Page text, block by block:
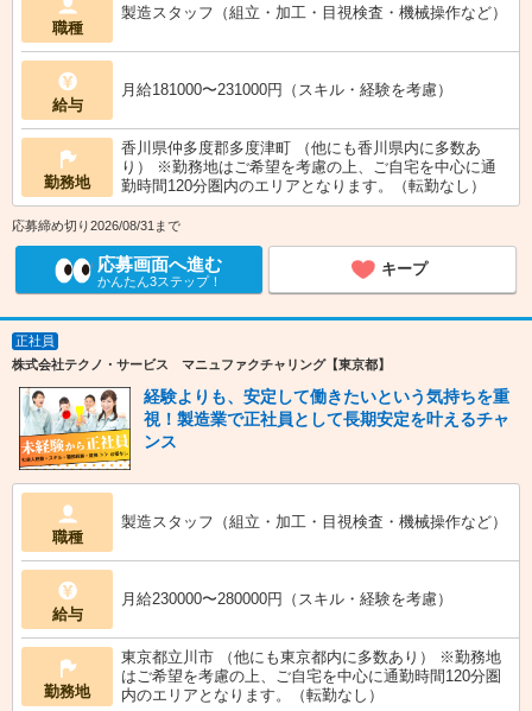
職種
製造スタッフ（組立・加工・目視検査・機械操作など）
給与
月給181000〜231000円（スキル・経験を考慮）
勤務地
香川県仲多度郡多度津町 （他にも香川県内に多数あ
り） ※勤務地はご希望を考慮の上、ご自宅を中心に通
勤時間120分圏内のエリアとなります。（転勤なし）
応募締め切り2026/08/31まで
応募画面へ進む
かんたん3ステップ！
キープ
正社員
株式会社テクノ・サービス マニュファクチャリング【東京都】
経験よりも、安定して働きたいという気持ちを重
視！製造業で正社員として長期安定を叶えるチャ
ンス
職種
製造スタッフ（組立・加工・目視検査・機械操作など）
給与
月給230000〜280000円（スキル・経験を考慮）
勤務地
東京都立川市 （他にも東京都内に多数あり） ※勤務地
はご希望を考慮の上、ご自宅を中心に通勤時間120分圏
内のエリアとなります。（転勤なし）